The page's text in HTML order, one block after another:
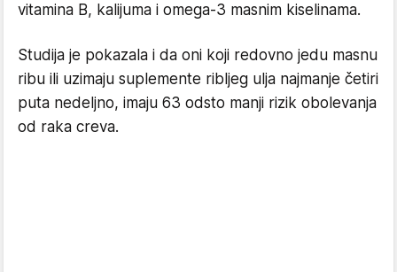
vitamina B, kalijuma i omega-3 masnim kiselinama.
Studija je pokazala i da oni koji redovno jedu masnu
ribu ili uzimaju suplemente ribljeg ulja najmanje četiri
puta nedeljno, imaju 63 odsto manji rizik obolevanja
od raka creva.